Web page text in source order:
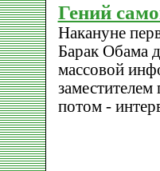
Гений
Накануне
Барак Обама
массовой
потом -